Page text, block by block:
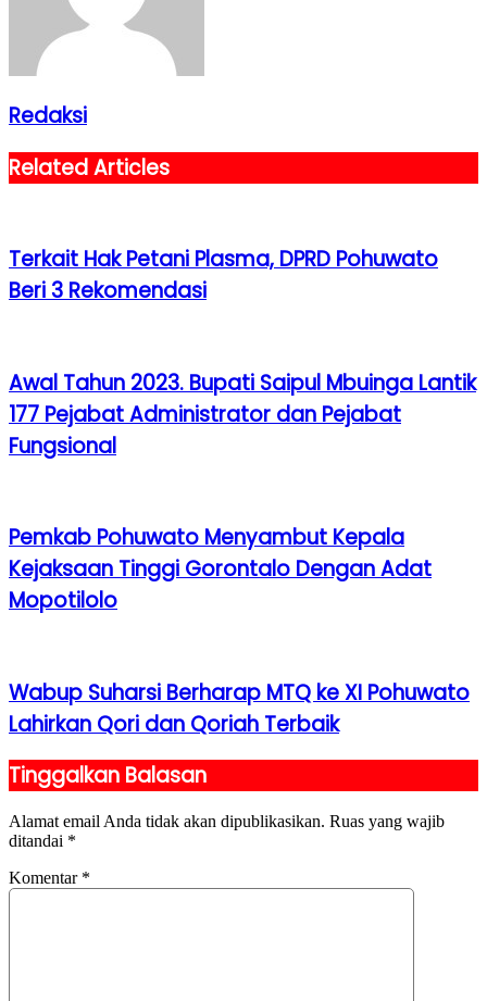
Redaksi
Related Articles
Terkait Hak Petani Plasma, DPRD Pohuwato
Beri 3 Rekomendasi
Awal Tahun 2023. Bupati Saipul Mbuinga Lantik
177 Pejabat Administrator dan Pejabat
Fungsional
Pemkab Pohuwato Menyambut Kepala
Kejaksaan Tinggi Gorontalo Dengan Adat
Mopotilolo
Wabup Suharsi Berharap MTQ ke XI Pohuwato
Lahirkan Qori dan Qoriah Terbaik
Tinggalkan Balasan
Alamat email Anda tidak akan dipublikasikan. Ruas yang wajib
ditandai *
Komentar *